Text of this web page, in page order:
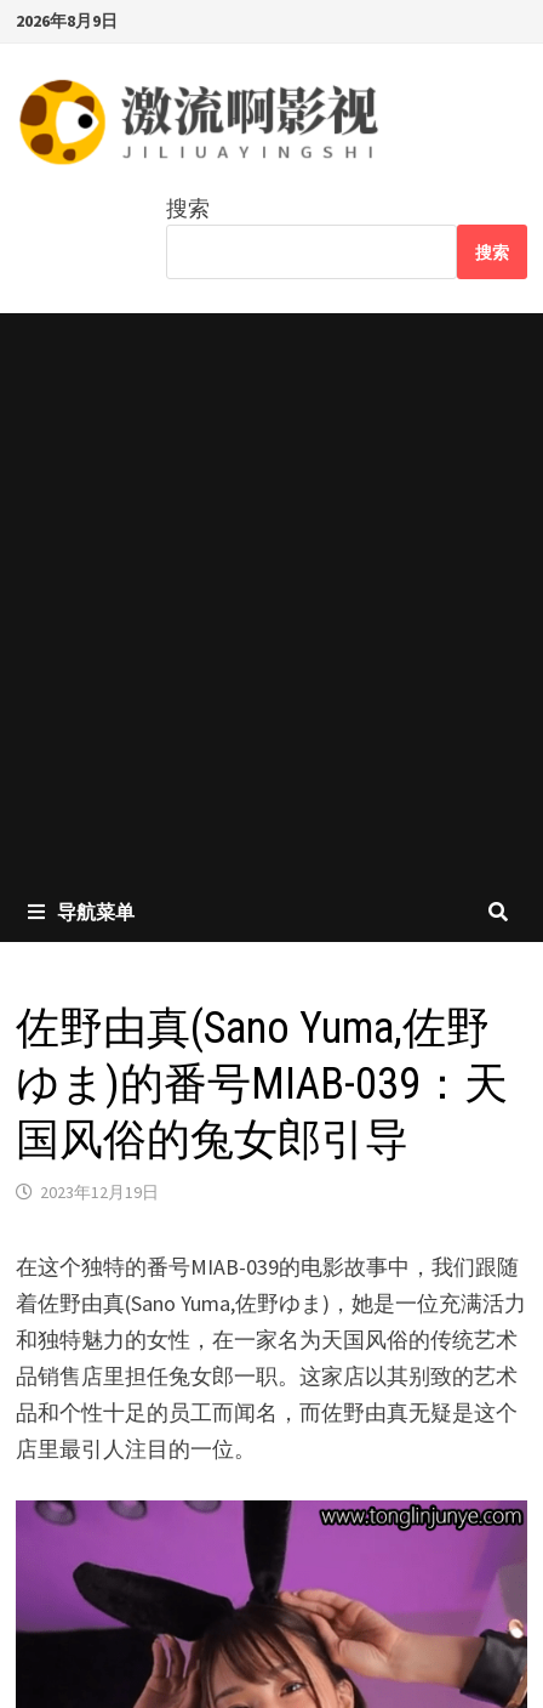
Skip
content
2026年8月9日
搜索
搜索
导航菜单
佐野由真(Sano Yuma,佐野
ゆま)的番号MIAB-039：天
国风俗的兔女郎引导
2023年12月19日
在这个独特的番号MIAB-039的电影故事中，我们跟随
着佐野由真(Sano Yuma,佐野ゆま)，她是一位充满活力
和独特魅力的女性，在一家名为天国风俗的传统艺术
品销售店里担任兔女郎一职。这家店以其别致的艺术
品和个性十足的员工而闻名，而佐野由真无疑是这个
店里最引人注目的一位。